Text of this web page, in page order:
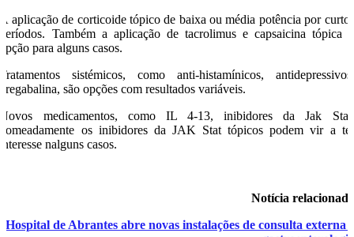
A aplicação de corticoide tópico de baixa ou média potência por curtos
períodos. Também a aplicação de tacrolimus e capsaicina tópica é
opção para alguns casos.
Tratamentos sistémicos, como anti-histamínicos, antidepressivos,
pregabalina, são opções com resultados variáveis.
Novos medicamentos, como IL 4-13, inibidores da Jak Stat,
nomeadamente os inibidores da JAK Stat tópicos podem vir a ter
interesse nalguns casos.
Notícia relacionada
Hospital de Abrantes abre novas instalações de consulta externa e